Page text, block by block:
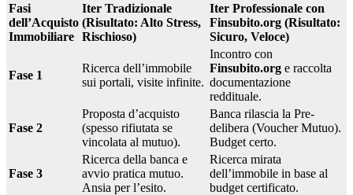
Fasi
dell’Acquisto
Immobiliare
Iter Tradizionale
(Risultato: Alto Stress,
Rischioso)
Iter Professionale con
Finsubito.org (Risultato:
Sicuro, Veloce)
Fase 1
Ricerca dell’immobile
sui portali, visite infinite.
Incontro con
Finsubito.org e raccolta
documentazione
reddituale.
Fase 2
Proposta d’acquisto
(spesso rifiutata se
vincolata al mutuo).
Banca rilascia la Pre-
delibera (Voucher Mutuo).
Budget certo.
Fase 3
Ricerca della banca e
avvio pratica mutuo.
Ansia per l’esito.
Ricerca mirata
dell’immobile in base al
budget certificato.